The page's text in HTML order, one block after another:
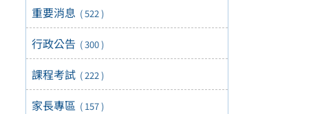
重要消息 ( 522 )
行政公告 ( 300 )
課程考試 ( 222 )
家長專區 ( 157 )